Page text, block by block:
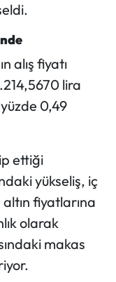
alış fiyatı
lira
0,49
ettiği
yükseliş, iç
fiyatlarına
olarak
makas